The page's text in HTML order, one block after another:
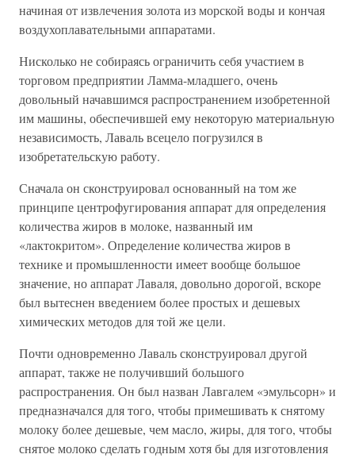
начиная от извлечения золота из морской воды и кончая
воздухоплавательными аппаратами.
Нисколько не собираясь ограничить себя участием в
торговом предприятии Ламма-младшего, очень
довольный начавшимся распространением изобретенной
им машины, обеспечившей ему некоторую материальную
независимость, Лаваль всецело погрузился в
изобретательскую работу.
Сначала он сконструировал основанный на том же
принципе центрофугирования аппарат для определения
количества жиров в молоке, названный им
«лактокритом». Определение количества жиров в
технике и промышленности имеет вообще большое
значение, но аппарат Лаваля, довольно дорогой, вскоре
был вытеснен введением более простых и дешевых
химических методов для той же цели.
Почти одновременно Лаваль сконструировал другой
аппарат, также не получивший большого
распространения. Он был назван Лавгалем «эмульсорн» и
предназначался для того, чтобы примешивать к снятому
молоку более дешевые, чем масло, жиры, для того, чтобы
снятое молоко сделать годным хотя бы для изготовления